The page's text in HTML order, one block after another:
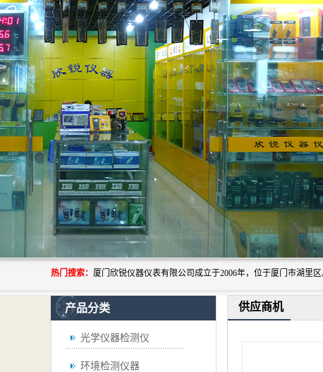
热门搜索：
产品分类
光学仪器检测仪
环境检测仪器
供应商机